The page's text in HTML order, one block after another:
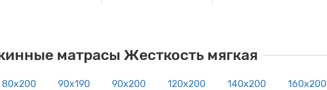
матрасы Жесткость мягкая
80х200 90х190 90х200 120х200 140х200 160х200